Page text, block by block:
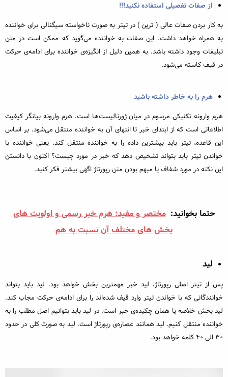
از صفات تفصیلی استفاده نکنید!!!
به کار بردن صفات عالی ( ترین ) در تیتر به صورت ناخواسته سیگنالی برای خواننده
به همراه خواهد داشت. این صفات به خواننده می‌گوید که ممکن است در متن
تبلیغات وجود داشته باشد. به همین دلیل از انگیزه‌ی خواننده برای ادامه‌ی حرکت
در قیف کاسته می‌شود.
هرم را به خاطر داشته باشید
هرم وارونه تکنیکی مرسوم در میان ژورنالیست‌ها است. هرم وارونه بیانگر کیفیت
اطلاعاتی است که از ابتدای خبر تا انتهای آن به خواننده منتقل می‌شود. بر اساس
این قاعده، تیتر باید بیشترین داده را به خواننده منتقل کند. یعنی خواننده با
خواندن تیتر باید بتواند تشخیص دهد که خبر در مورد چیست؟ اکنون با دانستن
این نکته در مورد شفاف یا مبهم بودن متن رپورتاژ اگهی بیشتر فکر کنید.
حتما بخوانید:مختصر و مفید: هرم خبر رسمی و اولویت های
بخش های مختلف آن نسبت به هم
لید
پس از تیتر اصلی رپورتاژ، لید خبر مهمترین بخش خواهد بود. لید باید بتواند
خوانندگانی که با خواندن تیتر وارد قیف شده‌اند را برای ادامه‌ی حرکت مجاب کند.
لید بخش خلاصه یا همان چکیده‌ی خبر است. در لید باید بتوانیم اصل مطلب را به
خواننده منتقل کنیم. لید همانند عصاره‌‌ی رپورتاژ است. لید به صورت کلی در حدود
۳۰ الی ۴۰ کلمه خواهد بود.